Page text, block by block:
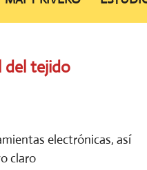
del tejido
electrónicas, así
claro